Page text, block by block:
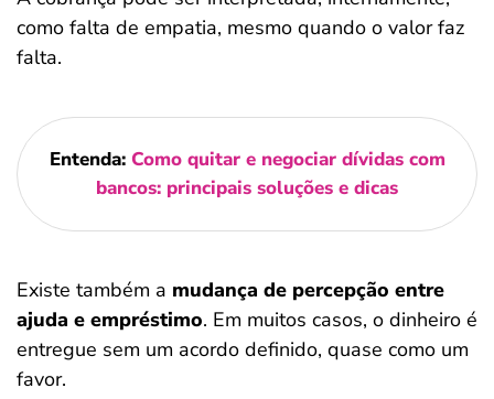
como falta de empatia, mesmo quando o valor faz
falta.
Entenda: Como quitar e negociar dívidas com
bancos: principais soluções e dicas
Existe também a mudança de percepção entre
ajuda e empréstimo. Em muitos casos, o dinheiro é
entregue sem um acordo definido, quase como um
favor.